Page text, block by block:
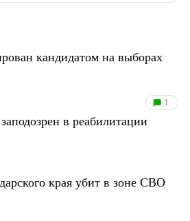
кандидатом на выборах
1
в реабилитации
края убит в зоне СВО